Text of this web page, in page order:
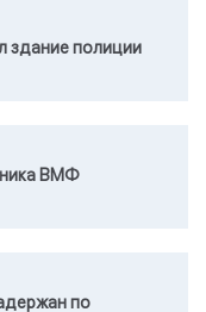
здание полиции
ВМФ
по